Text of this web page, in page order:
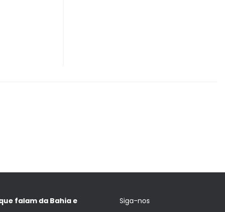
falam da Bahia e
Siga-nos